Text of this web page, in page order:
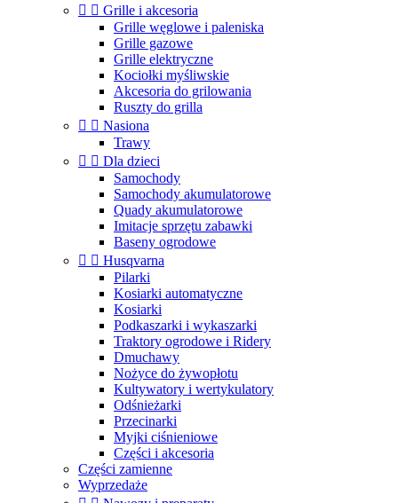
  Grille i akcesoria
Grille węglowe i paleniska
Grille gazowe
Grille elektryczne
Kociołki myśliwskie
Akcesoria do grilowania
Ruszty do grilla
  Nasiona
Trawy
  Dla dzieci
Samochody
Samochody akumulatorowe
Quady akumulatorowe
Imitacje sprzętu zabawki
Baseny ogrodowe
  Husqvarna
Pilarki
Kosiarki automatyczne
Kosiarki
Podkaszarki i wykaszarki
Traktory ogrodowe i Ridery
Dmuchawy
Nożyce do żywopłotu
Kultywatory i wertykulatory
Odśnieżarki
Przecinarki
Myjki ciśnieniowe
Części i akcesoria
Części zamienne
Wyprzedaże